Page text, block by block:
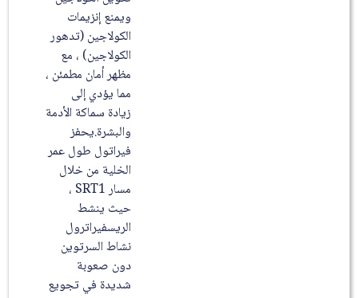
ويمنع إنزيمات
الكولاجين (تدهور
الكولاجين) ، مع
مظهر أمان مطمئن ،
مما يؤدي إلى
زيادة سماكة الأدمة
والبشرة.يحفز
فيراتول طول عمر
الخلية من خلال
مسار SRT1 ،
حيث ينشط
الريسفيراترول
نشاط السرتوين
دون صعوبة
شديدة في تجويع